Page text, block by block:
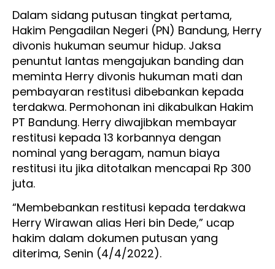
Dalam sidang putusan tingkat pertama,
Hakim Pengadilan Negeri (PN) Bandung, Herry
divonis hukuman seumur hidup. Jaksa
penuntut lantas mengajukan banding dan
meminta Herry divonis hukuman mati dan
pembayaran restitusi dibebankan kepada
terdakwa. Permohonan ini dikabulkan Hakim
PT Bandung. Herry diwajibkan membayar
restitusi kepada 13 korbannya dengan
nominal yang beragam, namun biaya
restitusi itu jika ditotalkan mencapai Rp 300
juta.
“Membebankan restitusi kepada terdakwa
Herry Wirawan alias Heri bin Dede,” ucap
hakim dalam dokumen putusan yang
diterima, Senin (4/4/2022).